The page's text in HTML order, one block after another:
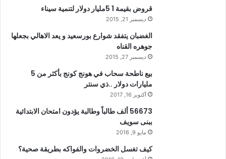
قروض بقيمة 1 5مليار دولار لتنمية سيناء
ديسمبر 21, 2015
الغضبان يتفقد شوارع بورسعيد و يعد الاهالي بجعلها
جوهره القناه
ديسمبر 27, 2015
بيع ناطحة سحاب في هونج كونج بأكثر من 5
مليارات دولار ..ذي سنتر
أكتوبر 16, 2017
56673 ألف طالباً وطالبة يؤدون امتحان الابتدائية
ببنى سويف
مايو 9, 2016
كيف تغسل الخضروات والفواكه بطريقة صحية؟